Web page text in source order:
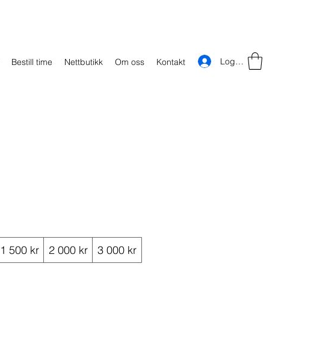
Logg inn
Bestill time Nettbutikk Om oss Kontakt
1 500 kr 2 000 kr
3 000 kr